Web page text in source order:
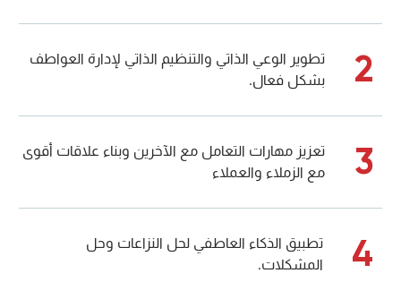
2
تطوير الوعي الذاتي والتنظيم الذاتي لإدارة العواطف
بشكل فعال.
3
تعزيز مهارات التعامل مع الآخرين وبناء علاقات أقوى
مع الزملاء والعملاء
4
تطبيق الذكاء العاطفي لحل النزاعات وحل
المشكلات.